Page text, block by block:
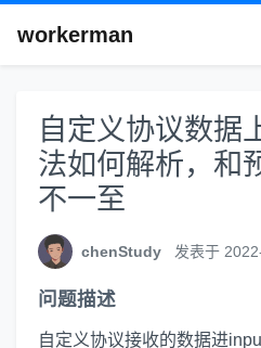
workerman
自定义协议数据
法如何解析，和
不一至
chenStudy 发表于
问题描述
自定义协议接收的数据进